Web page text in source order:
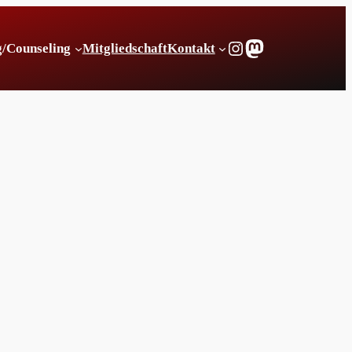
Counseling MitgliedschaftKontakt Instagram
Mastodon